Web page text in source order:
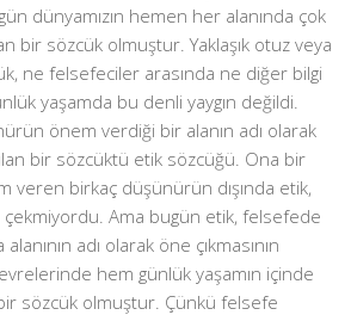
dünyamızın hemen her alanında çok
bir sözcük olmuştur. Yaklaşık otuz veya
ne felsefeciler arasında ne diğer bilgi
yaşamda bu denli yaygın değildi.
önem verdiği bir alanın adı olarak
bir sözcüktü etik sözcüğü. Ona bir
veren birkaç düşünürün dışında etik,
Ama bugün etik, felsefede
adı olarak öne çıkmasının
hem günlük yaşamın içinde
sözcük olmuştur. Çünkü felsefe